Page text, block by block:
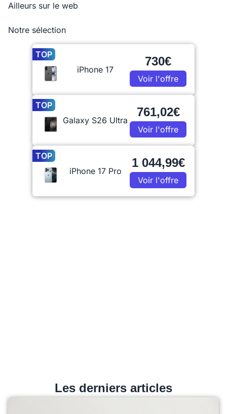
Ailleurs sur le web
Notre sélection
TOP
iPhone 17
730€
Voir l'offre
TOP
Galaxy S26 Ultra
761,02€
Voir l'offre
TOP
iPhone 17 Pro
1 044,99€
Voir l'offre
Les derniers articles